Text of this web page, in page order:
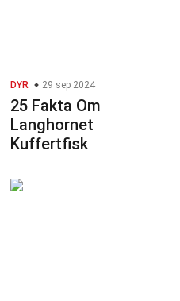
DYR 29 sep 2024
25 Fakta Om
Langhornet
Kuffertfisk